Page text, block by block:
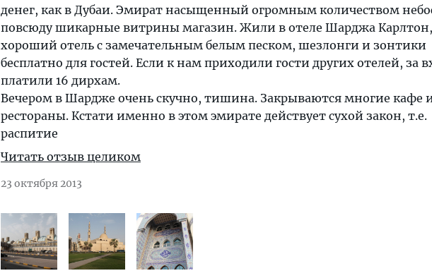
денег, как в Дубаи. Эмират насыщенный огромным количеством
повсюду шикарные витрины магазин. Жили в отеле Шарджа Карлтон,
хороший отель с замечательным белым песком, шезлонги и зонтики
бесплатно для гостей. Если к нам приходили гости других отелей, за
платили 16 дирхам.
Вечером в Шардже очень скучно, тишина. Закрываются многие кафе
рестораны. Кстати именно в этом эмирате действует сухой закон, т.е.
распитие
Читать отзыв целиком
23 октября 2013